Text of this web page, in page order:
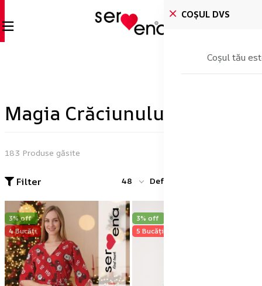
COȘUL DVS
Coșul tău
Magia Crăciunului
183 Produse găsite
Filter 48 Default
3% off
4 Bucăți
3% off
5 Bucăți